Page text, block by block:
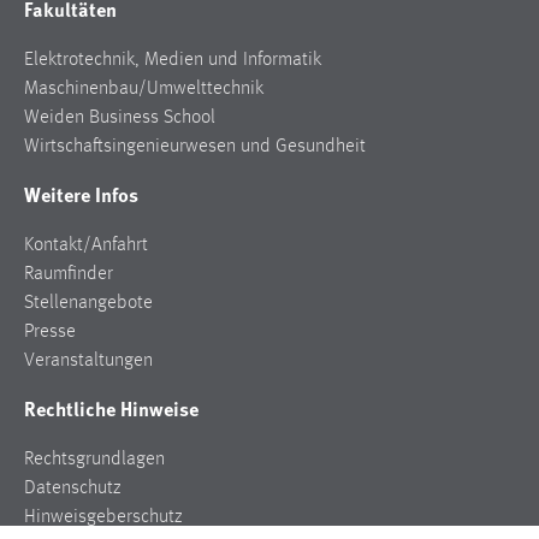
Fakultäten
Elektrotechnik, Medien und Informatik
Maschinenbau/Umwelttechnik
Weiden Business School
Wirtschaftsingenieurwesen und Gesundheit
Weitere Infos
Kontakt/Anfahrt
Raumfinder
Stellenangebote
Presse
Veranstaltungen
Rechtliche Hinweise
Rechtsgrundlagen
Datenschutz
Hinweisgeberschutz
Zweck:
einloggen zu können.
Cookie Laufzeit:
24 Stunden
STATISTIK
Statistik Cookies erfassen Informationen anonym.
Diese Informationen helfen uns zu verstehen, wie
unsere Besucher unsere Website nutzen.
_pk_ref, _pk_cvar, _pk_id, _pk_ses
Zweck: